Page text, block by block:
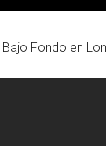
Bajo Fondo en